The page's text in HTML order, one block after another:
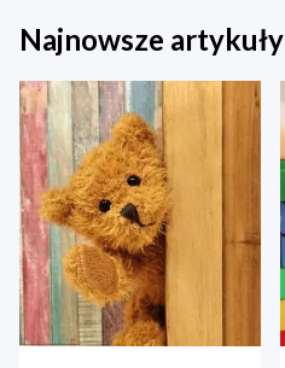
Najnowsze artykuły